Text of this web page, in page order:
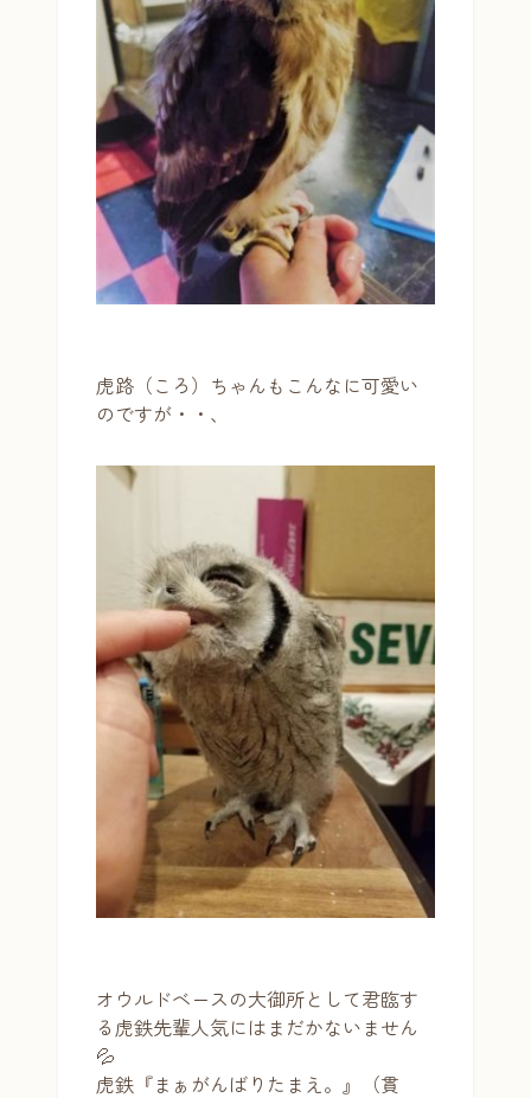
虎路（ころ）ちゃんもこんなに可愛い
のですが・・、
オウルドベースの大御所として君臨す
る虎鉄先輩人気にはまだかないません
💦
虎鉄『まぁがんばりたまえ。』（貫